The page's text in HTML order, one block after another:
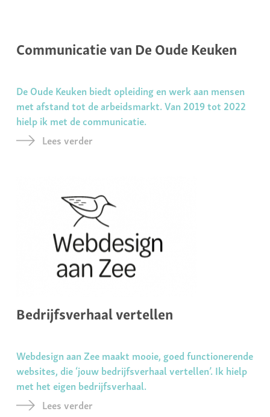
Communicatie van De Oude Keuken
De Oude Keuken biedt opleiding en werk aan mensen
met afstand tot de arbeidsmarkt. Van 2019 tot 2022
hielp ik met de communicatie.
Lees verder
Bedrijfsverhaal vertellen
Webdesign aan Zee maakt mooie, goed functionerende
websites, die ‘jouw bedrijfsverhaal vertellen’. Ik hielp
met het eigen bedrijfsverhaal.
Lees verder